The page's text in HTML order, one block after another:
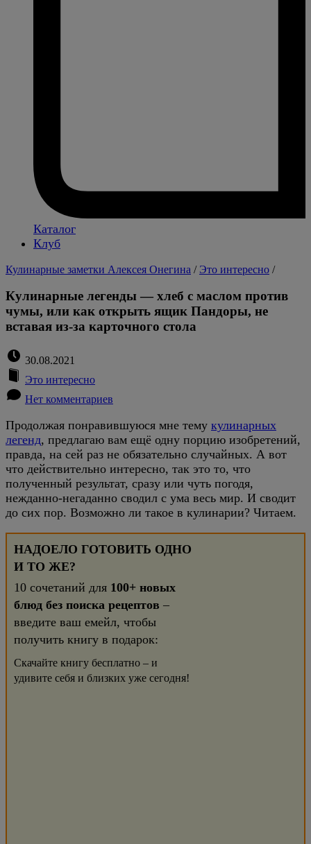
Каталог
Клуб
Кулинарные заметки Алексея Онегина / Это интересно /
Кулинарные легенды — хлеб с маслом против
чумы, или как открыть ящик Пандоры, не
вставая из-за карточного стола
30.08.2021
Это интересно
Нет комментариев
Продолжая понравившуюся мне тему кулинарных
легенд, предлагаю вам ещё одну порцию изобретений,
правда, на сей раз не обязательно случайных. А вот
что действительно интересно, так это то, что
полученный результат, сразу или чуть погодя,
нежданно-негаданно сводил с ума весь мир. И сводит
до сих пор. Возможно ли такое в кулинарии? Читаем.
НАДОЕЛО ГОТОВИТЬ ОДНО
И ТО ЖЕ?
10 сочетаний для 100+ новых
блюд без поиска рецептов –
введите ваш емейл, чтобы
получить книгу в подарок:
Скачайте книгу бесплатно – и
удивите себя и близких уже сегодня!